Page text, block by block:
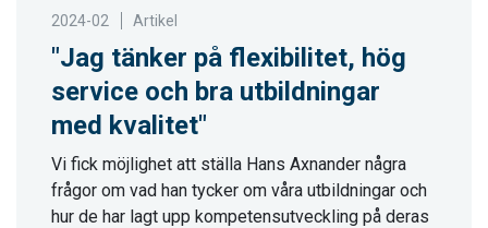
2024-02 Artikel
"Jag tänker på flexibilitet, hög
service och bra utbildningar
med kvalitet"
Vi fick möjlighet att ställa Hans Axnander några
frågor om vad han tycker om våra utbildningar och
hur de har lagt upp kompetensutveckling på deras